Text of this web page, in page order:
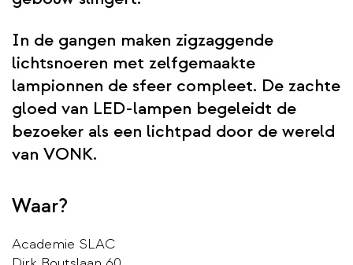
In de gangen maken zigzaggende
lichtsnoeren met zelfgemaakte
lampionnen de sfeer compleet. De zachte
gloed van LED-lampen begeleidt de
bezoeker als een lichtpad door de wereld
van VONK.
Waar?
Academie SLAC